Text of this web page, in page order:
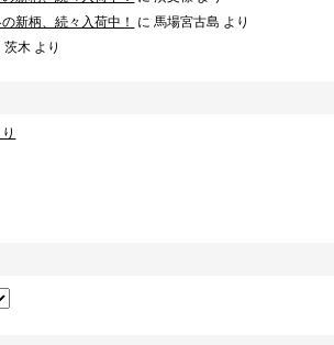
新柄、続々入荷中！ に 馬場宮古島 より
茨木 より